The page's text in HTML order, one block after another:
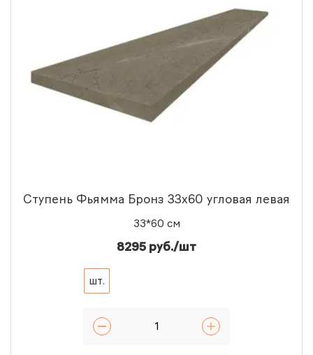
Ступень Фьямма Бронз 33x60 угловая левая
33*60 см
8295 руб./шт
шт.